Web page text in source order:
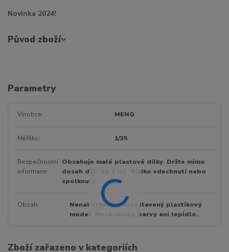
Novinka 2024!
Původ zboží
Parametry
Výrobce MENG
Měřítko 1/35
Bezpečnostní
informace
Obsahuje malé plastové dílky. Držte mimo
dosah dětí do 3 let. Riziko vdechnutí nebo
spolknutí!
Obsah
Nenabarvený a nesestavený plastikový
model. Neobsahuje barvy ani lepidlo.
Zboží zařazeno v kategoriích